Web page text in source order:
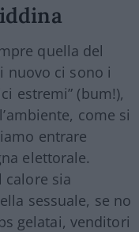
quella del
nuovo ci sono i
estremi” (bum!),
come si
entrare
elettorale.
calore sia
sessuale, se no
gelatai, venditori